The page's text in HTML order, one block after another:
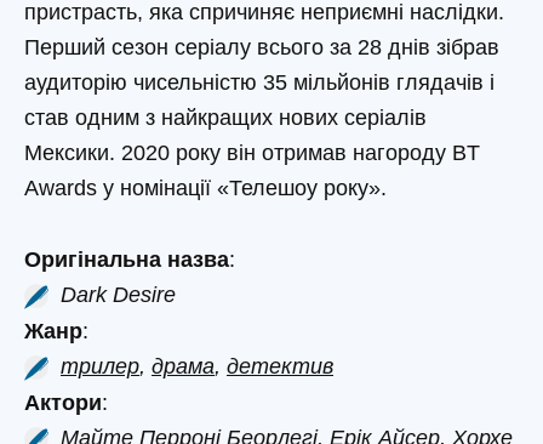
пристрасть, яка спричиняє неприємні наслідки.
Перший сезон серіалу всього за 28 днів зібрав
аудиторію чисельністю 35 мільйонів глядачів і
став одним з найкращих нових серіалів
Мексики. 2020 року він отримав нагороду BT
Awards у номінації «Телешоу року».
Оригінальна назва:
Dark Desire
Жанр:
трилер, драма, детектив
Актори:
Майте Перроні Беорлегі, Ерік Айсер, Хорхе